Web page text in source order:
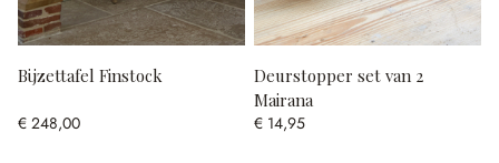
Bijzettafel Finstock
€ 248,00
Deurstopper set van 2
Mairana
€ 14,95